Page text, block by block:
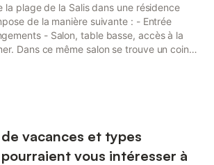
la plage de la Salis dans une résidence
de la manière suivante : - Entrée
- Salon, table basse, accès à la
Dans ce même salon se trouve un coin
de travail lors de vos déplacements
vacances et types
vous intéresser à